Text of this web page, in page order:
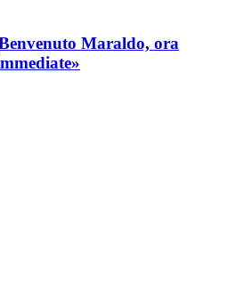
Maraldo, ora